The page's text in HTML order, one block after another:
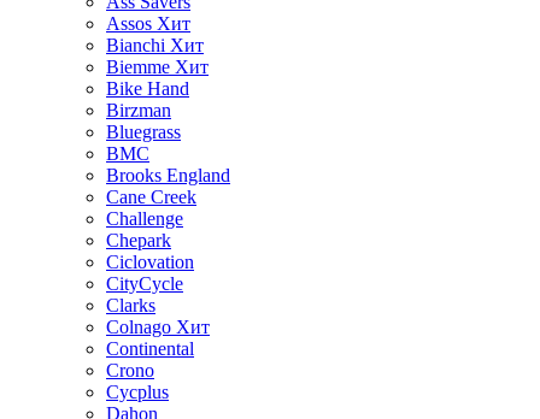
Assos Хит
Bianchi Хит
Biemme Хит
Bike Hand
Birzman
Bluegrass
BMC
Brooks England
Cane Creek
Challenge
Chepark
Ciclovation
CityCycle
Clarks
Colnago Хит
Continental
Crono
Cycplus
Dahon